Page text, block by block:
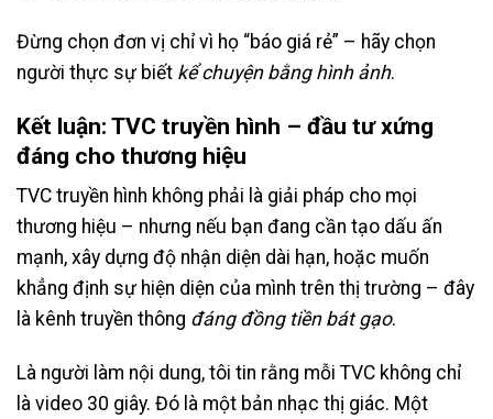
Đừng chọn đơn vị chỉ vì họ “báo giá rẻ” – hãy chọn
người thực sự biết kể chuyện bằng hình ảnh.
Kết luận: TVC truyền hình – đầu tư xứng
đáng cho thương hiệu
TVC truyền hình không phải là giải pháp cho mọi
thương hiệu – nhưng nếu bạn đang cần tạo dấu ấn
mạnh, xây dựng độ nhận diện dài hạn, hoặc muốn
khẳng định sự hiện diện của mình trên thị trường – đây
là kênh truyền thông đáng đồng tiền bát gạo.
Là người làm nội dung, tôi tin rằng mỗi TVC không chỉ
là video 30 giây. Đó là một bản nhạc thị giác. Một